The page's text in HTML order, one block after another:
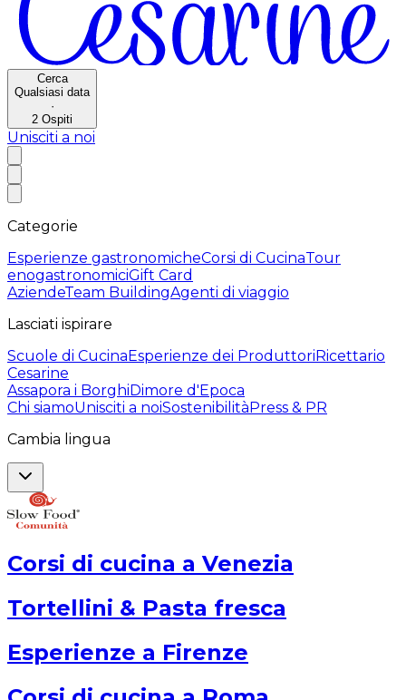
Cerca
Qualsiasi data
·
2 Ospiti
Unisciti a noi
Categorie
Esperienze gastronomicheCorsi di CucinaTour
enogastronomiciGift Card
AziendeTeam BuildingAgenti di viaggio
Lasciati ispirare
Scuole di CucinaEsperienze dei ProduttoriRicettario
Cesarine
Assapora i BorghiDimore d'Epoca
Chi siamoUnisciti a noiSostenibilitàPress & PR
Cambia lingua
Corsi di cucina a Venezia
Tortellini & Pasta fresca
Esperienze a Firenze